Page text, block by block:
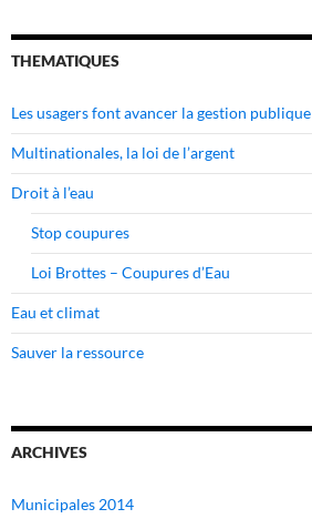
THEMATIQUES
Les usagers font avancer la gestion publique
Multinationales, la loi de l’argent
Droit à l’eau
Stop coupures
Loi Brottes – Coupures d’Eau
Eau et climat
Sauver la ressource
ARCHIVES
Municipales 2014